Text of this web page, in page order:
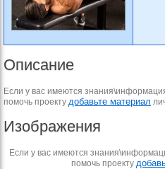
Описание
Если у вас имеются
помочь проекту добавьте материал
Изображения
Если у вас имеются
помочь проекту